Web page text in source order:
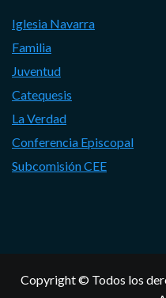
Iglesia Navarra
Familia
Juventud
Catequesis
La Verdad
Conferencia Episcopal
Subcomisión CEE
Copyright © Todos los